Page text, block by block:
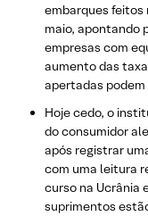
embarques feitos
maio, apontando
empresas com
aumento das
apertadas
Hoje cedo, o
do consumidor
após registrar
com uma leitura
curso na Ucrânia
suprimentos